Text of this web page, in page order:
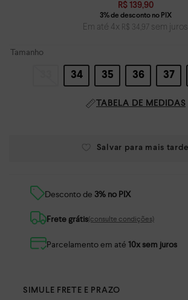
R$ 139,90
Em até 4x R$ 34 ,97 sem juros
Tamanho
34 35 36 37
TABELA DE MEDIDAS
Desconto de 3% no PIX
Frete grátis(consulte condições)
Parcelamento em até 10x sem juros